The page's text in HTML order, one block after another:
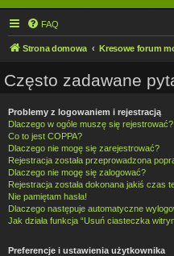
FAQ
Strona domowa Kresowe forum
Często zadawane
Problemy z logowaniem i rejestracją
Dlaczego w ogóle muszę się rejestrować?
Co to jest COPPA?
Dlaczego nie mogę się zarejestrować?
Rejestracja została przeprowadzona
Dlaczego nie mogę się zalogować?
Rejestracja została dokonana jakiś czas
Nie pamiętam hasła!
Dlaczego następuje automatyczne
Jak działa funkcja “Usuń ciasteczka
Preferencje i ustawienia użytkownika